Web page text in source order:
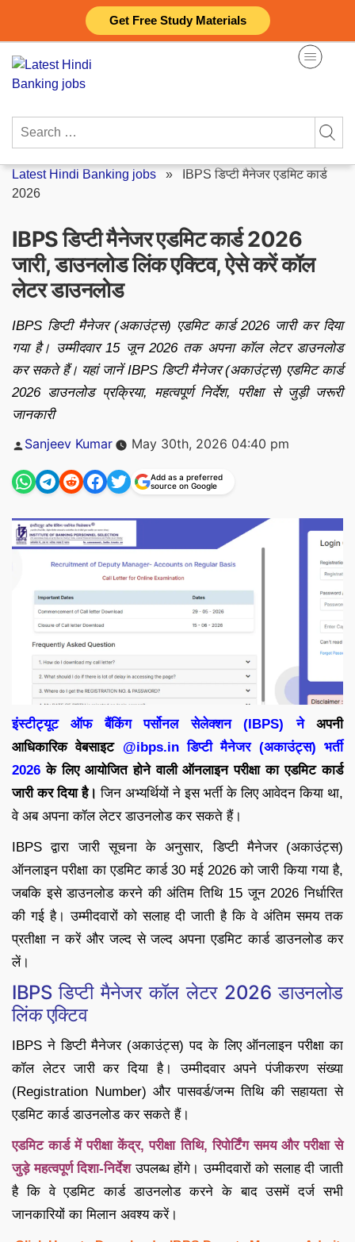
Get Free Study Materials
content
Search
Latest Hindi Banking jobs »
IBPS डिप्टी मैनेजर एडमिट कार्ड
2026
IBPS डिप्टी मैनेजर एडमिट कार्ड 2026
जारी, डाउनलोड लिंक एक्टिव, ऐसे करें कॉल
लेटर डाउनलोड
IBPS डिप्टी मैनेजर (अकाउंट्स) एडमिट कार्ड 2026 जारी कर दिया
गया है। उम्मीदवार 15 जून 2026 तक अपना कॉल लेटर डाउनलोड
कर सकते हैं। यहां जानें IBPS डिप्टी मैनेजर (अकाउंट्स) एडमिट कार्ड
2026 डाउनलोड प्रक्रिया, महत्वपूर्ण निर्देश, परीक्षा से जुड़ी जरूरी
जानकारी
Posted
Sanjeev Kumar May 30th, 2026 04:40 pm
Add as a preferred
source on Google
इंस्टीट्यूट ऑफ बैंकिंग पर्सोनल सेलेक्शन (IBPS) ने अपनी
आधिकारिक वेबसाइट@ibps.in डिप्टी मैनेजर (अकाउंट्स) भर्ती
2026के लिए आयोजित होने वाली ऑनलाइन परीक्षा का एडमिट कार्ड
जारी कर दिया है। जिन अभ्यर्थियों ने इस भर्ती के लिए आवेदन किया था,
वे अब अपना कॉल लेटर डाउनलोड कर सकते हैं।
IBPS द्वारा जारी सूचना के अनुसार, डिप्टी मैनेजर (अकाउंट्स)
ऑनलाइन परीक्षा का एडमिट कार्ड 30 मई 2026 को जारी किया गया है,
जबकि इसे डाउनलोड करने की अंतिम तिथि 15 जून 2026 निर्धारित
की गई है। उम्मीदवारों को सलाह दी जाती है कि वे अंतिम समय तक
प्रतीक्षा न करें और जल्द से जल्द अपना एडमिट कार्ड डाउनलोड कर
लें।
IBPS डिप्टी मैनेजर कॉल लेटर 2026 डाउनलोड
लिंक एक्टिव
IBPS ने डिप्टी मैनेजर (अकाउंट्स) पद के लिए ऑनलाइन परीक्षा का
कॉल लेटर जारी कर दिया है। उम्मीदवार अपने पंजीकरण संख्या
(Registration Number) और पासवर्ड/जन्म तिथि की सहायता से
एडमिट कार्ड डाउनलोड कर सकते हैं।
एडमिट कार्ड में परीक्षा केंद्र, परीक्षा तिथि, रिपोर्टिंग समय और परीक्षा से
जुड़े महत्वपूर्ण दिशा-निर्देशउपलब्ध होंगे। उम्मीदवारों को सलाह दी जाती
है कि वे एडमिट कार्ड डाउनलोड करने के बाद उसमें दर्ज सभी
जानकारियों का मिलान अवश्य करें।